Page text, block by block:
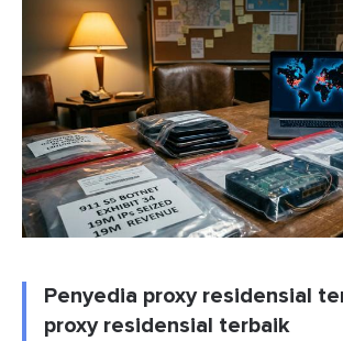
Penyedia proxy residensial
proxy residensial terbaik